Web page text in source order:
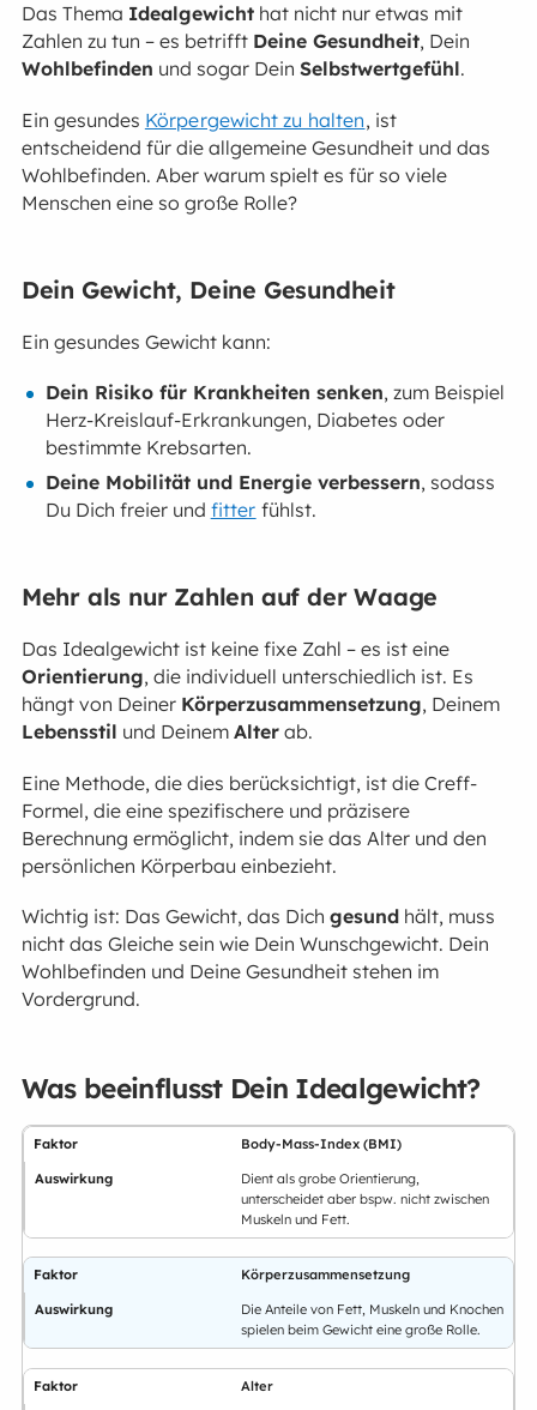
Das Thema Idealgewichthat nicht nur etwas mit
Zahlen zu tun – es betrifft Deine Gesundheit, Dein
Wohlbefinden und sogar Dein Selbstwertgefühl.
Ein gesundes Körpergewicht zu halten, ist
entscheidend für die allgemeine Gesundheit und das
Wohlbefinden. Aber warum spielt es für so viele
Menschen eine so große Rolle?
Dein Gewicht, Deine Gesundheit
Ein gesundes Gewicht kann:
Dein Risiko für Krankheiten senken, zum Beispiel
Herz-Kreislauf-Erkrankungen, Diabetes oder
bestimmte Krebsarten.
Deine Mobilität und Energie verbessern, sodass
Du Dich freier und fitter fühlst.
Mehr als nur Zahlen auf der Waage
Das Idealgewicht ist keine fixe Zahl – es ist eine
Orientierung, die individuell unterschiedlich ist. Es
hängt von Deiner Körperzusammensetzung, Deinem
Lebensstil und Deinem Alterab.
Eine Methode, die dies berücksichtigt, ist die Creff-
Formel, die eine spezifischere und präzisere
Berechnung ermöglicht, indem sie das Alter und den
persönlichen Körperbau einbezieht.
Wichtig ist: Das Gewicht, das Dich gesundhält, muss
nicht das Gleiche sein wie Dein Wunschgewicht. Dein
Wohlbefinden und Deine Gesundheit stehen im
Vordergrund.
Was beeinflusst Dein Idealgewicht?
Body-Mass-Index (BMI)
Dient als grobe Orientierung,
unterscheidet aber bspw. nicht zwischen
Muskeln und Fett.
Körperzusammensetzung
Die Anteile von Fett, Muskeln und Knochen
spielen beim Gewicht eine große Rolle.
Alter